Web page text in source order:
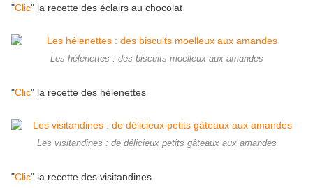
"Clic" la recette des éclairs au chocolat
Les hélenettes : des biscuits moelleux aux amandes
"Clic" la recette des hélenettes
Les visitandines : de délicieux petits gâteaux aux amandes
"Clic" la recette des visitandines